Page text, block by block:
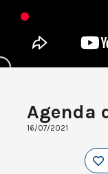
Agenda
16/07/2021